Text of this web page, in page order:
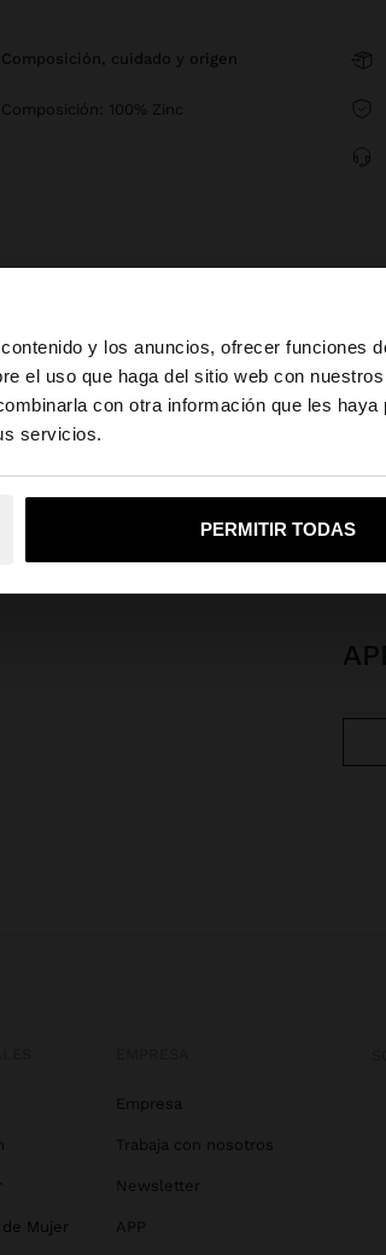
y los anuncios, ofrecer funciones
el uso que haga del sitio web con
con otra información que les haya
servicios.
PERMITIR TODAS
ir a la web de United States?
la web de España Sí, llévame a
composición, cuidado y origen
Composición: 100% Zinc
Mujer
Empresa
Trabaja con nosotros
Newsletter
APP